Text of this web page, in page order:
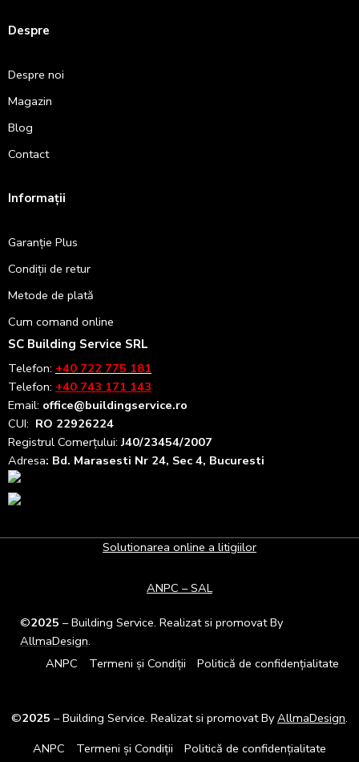
Despre
Despre noi
Magazin
Blog
Contact
Informații
Garanție Plus
Condiții de retur
Metode de plată
Cum comand online
SC Building Service SRL
Telefon: +40 722 775 181
Telefon: +40 743 171 143
Email: office@buildingservice.ro
CUI: RO 22926224
Registrul Comerțului:J40/23454/2007
Adresa: Bd. Marasesti Nr 24, Sec 4, Bucuresti
Solutionarea online a litigiilor
ANPC – SAL
©2025 – Building Service. Realizat si promovat By
AllmaDesign.
ANPC
Termeni și Condiții Politică de confidențialitate
©2025 – Building Service. Realizat si promovat ByAllmaDesign.
ANPC
Termeni și Condiții Politică de confidențialitate